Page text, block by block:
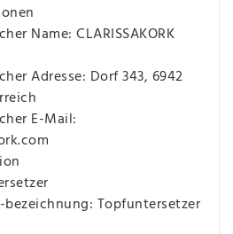
Name: CLARISSAKORK
Adresse: Dorf 343, 6942
E-Mail:
Topfuntersetzer